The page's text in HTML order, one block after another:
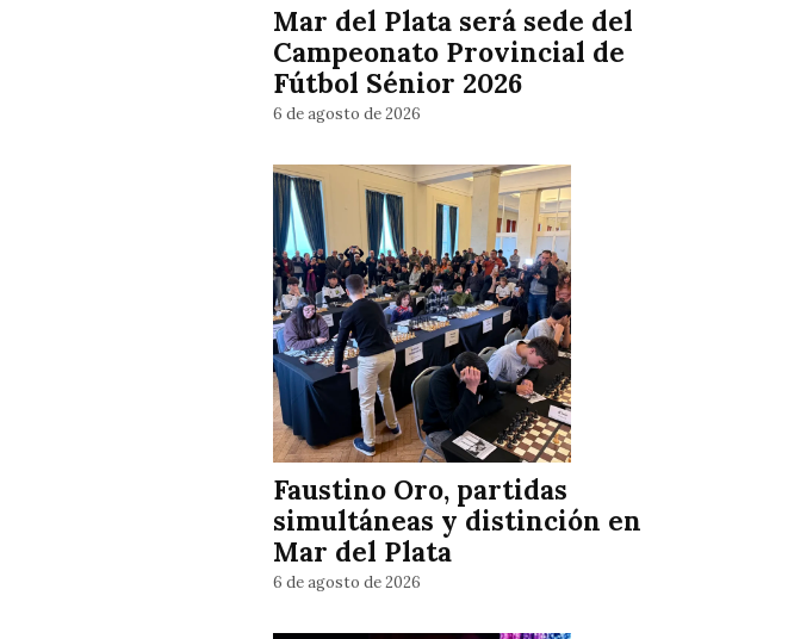
Mar del Plata será sede del
Campeonato Provincial de
Fútbol Sénior 2026
6 de agosto de 2026
Faustino Oro, partidas
simultáneas y distinción en
Mar del Plata
6 de agosto de 2026